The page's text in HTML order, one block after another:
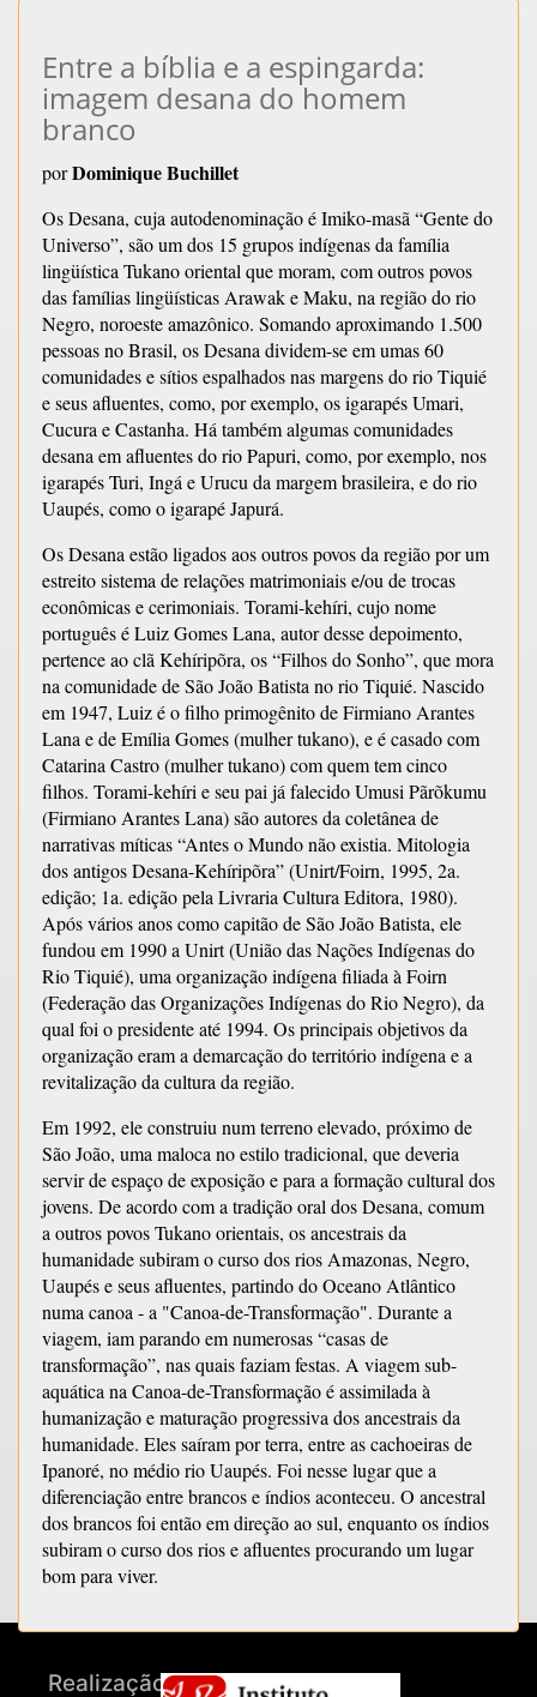
Entre a bíblia e a espingarda:
imagem desana do homem
branco
porDominique Buchillet
Os Desana, cuja autodenominação é Imiko-masã “Gente do
Universo”, são um dos 15 grupos indígenas da família
lingüística Tukano oriental que moram, com outros povos
das famílias lingüísticas Arawak e Maku, na região do rio
Negro, noroeste amazônico. Somando aproximando 1.500
pessoas no Brasil, os Desana dividem-se em umas 60
comunidades e sítios espalhados nas margens do rio Tiquié
e seus afluentes, como, por exemplo, os igarapés Umari,
Cucura e Castanha. Há também algumas comunidades
desana em afluentes do rio Papuri, como, por exemplo, nos
igarapés Turi, Ingá e Urucu da margem brasileira, e do rio
Uaupés, como o igarapé Japurá.
Os Desana estão ligados aos outros povos da região por um
estreito sistema de relações matrimoniais e/ou de trocas
econômicas e cerimoniais. Torami-kehíri, cujo nome
português é Luiz Gomes Lana, autor desse depoimento,
pertence ao clã Kehíripõra, os “Filhos do Sonho”, que mora
na comunidade de São João Batista no rio Tiquié. Nascido
em 1947, Luiz é o filho primogênito de Firmiano Arantes
Lana e de Emília Gomes (mulher tukano), e é casado com
Catarina Castro (mulher tukano) com quem tem cinco
filhos. Torami-kehíri e seu pai já falecido Umusi Pãrõkumu
(Firmiano Arantes Lana) são autores da coletânea de
narrativas míticas “Antes o Mundo não existia. Mitologia
dos antigos Desana-Kehíripõra” (Unirt/Foirn, 1995, 2a.
edição; 1a. edição pela Livraria Cultura Editora, 1980).
Após vários anos como capitão de São João Batista, ele
fundou em 1990 a Unirt (União das Nações Indígenas do
Rio Tiquié), uma organização indígena filiada à Foirn
(Federação das Organizações Indígenas do Rio Negro), da
qual foi o presidente até 1994. Os principais objetivos da
organização eram a demarcação do território indígena e a
revitalização da cultura da região.
Em 1992, ele construiu num terreno elevado, próximo de
São João, uma maloca no estilo tradicional, que deveria
servir de espaço de exposição e para a formação cultural dos
jovens. De acordo com a tradição oral dos Desana, comum
a outros povos Tukano orientais, os ancestrais da
humanidade subiram o curso dos rios Amazonas, Negro,
Uaupés e seus afluentes, partindo do Oceano Atlântico
numa canoa - a "Canoa-de-Transformação". Durante a
viagem, iam parando em numerosas “casas de
transformação”, nas quais faziam festas. A viagem sub-
aquática na Canoa-de-Transformação é assimilada à
humanização e maturação progressiva dos ancestrais da
humanidade. Eles saíram por terra, entre as cachoeiras de
Ipanoré, no médio rio Uaupés. Foi nesse lugar que a
diferenciação entre brancos e índios aconteceu. O ancestral
dos brancos foi então em direção ao sul, enquanto os índios
subiram o curso dos rios e afluentes procurando um lugar
bom para viver.